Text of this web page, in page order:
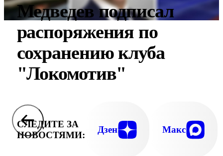
Медведев подписал
распоряжения по
сохранению клуба
"Локомотив"
СЛЕДИТЕ ЗА
НОВОСТЯМИ:
Дзен Макс